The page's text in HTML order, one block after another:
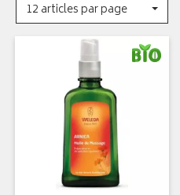
12 articles par page